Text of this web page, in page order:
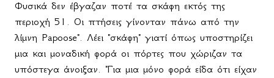
Φυσικά δεν έβγαζαν ποτέ τα σκάφη εκτός της
περιοχή 51. Οι πτήσεις γίνονταν πάνω από την
λίμνη Papoose". Λέει "σκάφη" γιατί όπως υποστηρίζει
μια και μοναδική φορά οι πόρτες που χώριζαν τα
υπόστεγα άνοιξαν. "Για μια μόνο φορά είδα ότι είχαν